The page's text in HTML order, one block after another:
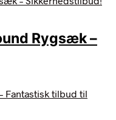
Rygsæk –